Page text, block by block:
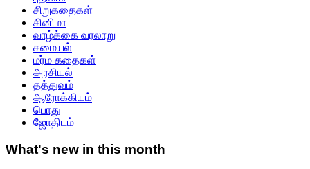
சிறுகதைகள்
சினிமா
வாழ்க்கை வரலாறு
சமையல்
மர்ம கதைகள்
அரசியல்
தத்துவம்
ஆரோக்கியம்
பொது
ஜோதிடம்
What's new in this month